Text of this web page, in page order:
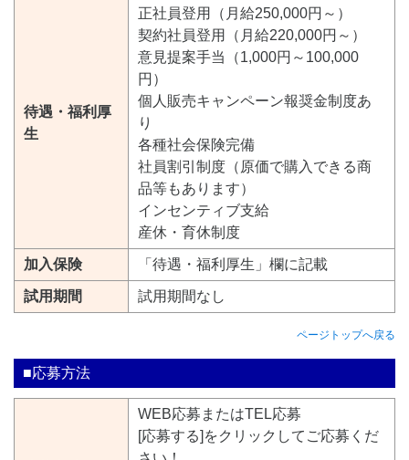
待遇・福利厚
生
正社員登用（月給250,000円～）
契約社員登用（月給220,000円～）
意見提案手当（1,000円～100,000
円）
個人販売キャンペーン報奨金制度あ
り
各種社会保険完備
社員割引制度（原価で購入できる商
品等もあります）
インセンティブ支給
産休・育休制度
加入保険 「待遇・福利厚生」欄に記載
試用期間 試用期間なし
ページトップへ戻る
■応募方法
WEB応募またはTEL応募
[応募する]をクリックしてご応募くだ